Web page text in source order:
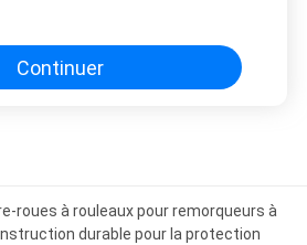
Continuer
roues à rouleaux pour remorqueurs à
durable pour la protection